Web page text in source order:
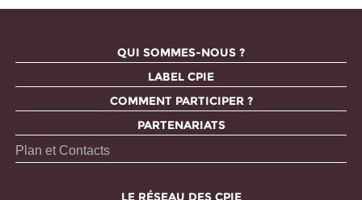
QUI SOMMES-NOUS ?
LABEL CPIE
COMMENT PARTICIPER ?
PARTENARIATS
Plan et Contacts
LE RÉSEAU DES CPIE